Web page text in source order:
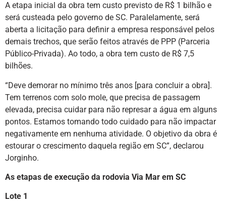
A etapa inicial da obra tem custo previsto de R$ 1 bilhão e
será custeada pelo governo de SC. Paralelamente, será
aberta a licitação para definir a empresa responsável pelos
demais trechos, que serão feitos através de PPP (Parceria
Público-Privada). Ao todo, a obra tem custo de R$ 7,5
bilhões.
“Deve demorar no mínimo três anos [para concluir a obra].
Tem terrenos com solo mole, que precisa de passagem
elevada, precisa cuidar para não represar a água em alguns
pontos. Estamos tomando todo cuidado para não impactar
negativamente em nenhuma atividade. O objetivo da obra é
estourar o crescimento daquela região em SC”, declarou
Jorginho.
As etapas de execução da rodovia Via Mar em SC
Lote 1